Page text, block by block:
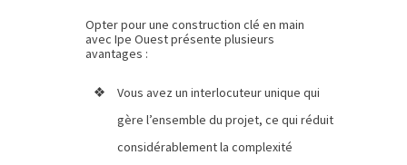
Opter pour une construction clé en main
avec Ipe Ouest présente plusieurs
avantages :
Vous avez un interlocuteur unique qui
gère l’ensemble du projet, ce qui réduit
considérablement la complexité